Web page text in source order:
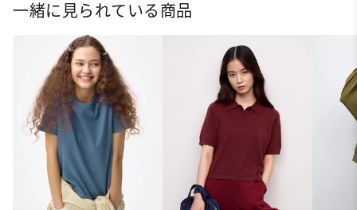
一緒に見られている商品